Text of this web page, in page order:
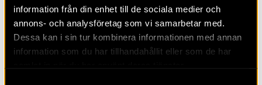
information från din enhet till de sociala medier och
annons- och analysföretag som vi samarbetar med.
Dessa kan i sin tur kombinera informationen med annan
information som du har tillhandahållit eller som de har
bronsålderns bönder